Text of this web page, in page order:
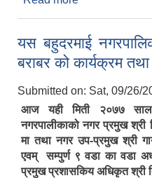
यस बहुदरमाई
बराबर को कार्यक्रम
Submitted on: Sat, 09/26/
आज यही मिती २०७७
नगरपालीकाको नगर प्रमुख श्री
मा तथा नगर उप-प्रमुख श्री
एवम् सम्पुर्ण ९ वडा का वडा
प्रमुख प्रशासकिय अधिकृत श्री